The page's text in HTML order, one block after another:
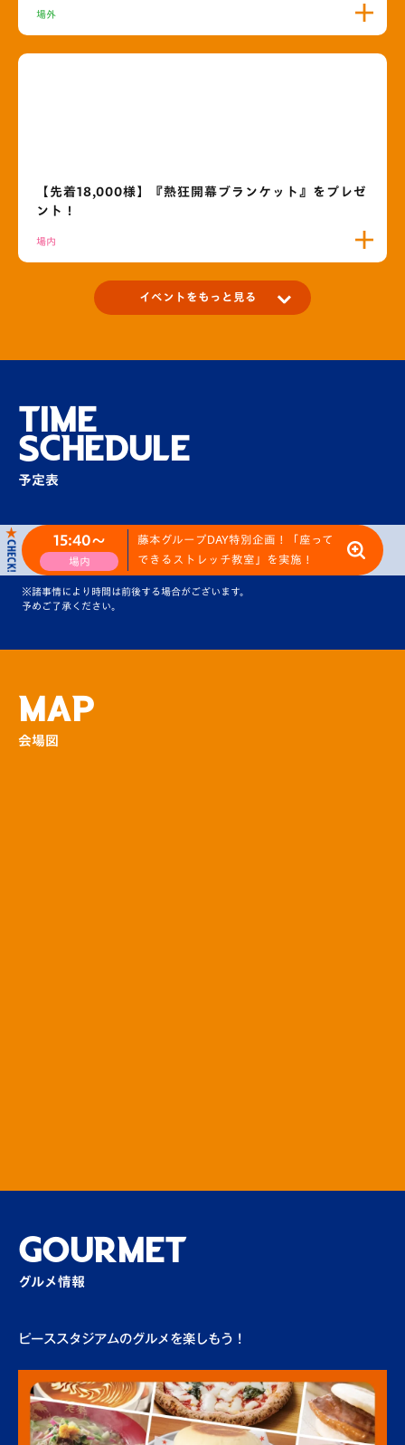
場外
【先着18,000様】『熱狂開幕ブランケット』をプレゼ
ント！
場内
イベントをもっと見る
マッチデープログラム リニューアル
JA全農ながさきブースでいちごを販売！
【V-LOVERS限定】センターサークルバナー
ベアラー募集！
場内
TIME
SCHEDULE
予定表
15:40〜
場内
藤本グループDAY特別企画！「座って
できるストレッチ教室」を実施！
※諸事情により時間は前後する場合がございます。
予めご了承ください。
MAP
会場図
GOURMET
グルメ情報
ピーススタジアムのグルメを楽しもう！